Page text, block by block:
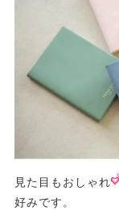
見た目もおしゃれ
好みです。